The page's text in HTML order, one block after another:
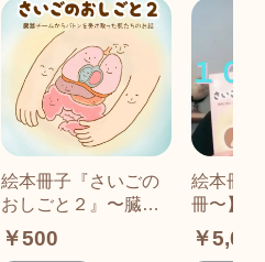
絵本冊子『さいごの
おしごと２』〜臓器
チームからバトンを
受け取った肌たちの
￥500
絵本冊
冊〜】
しごと
おしご
￥